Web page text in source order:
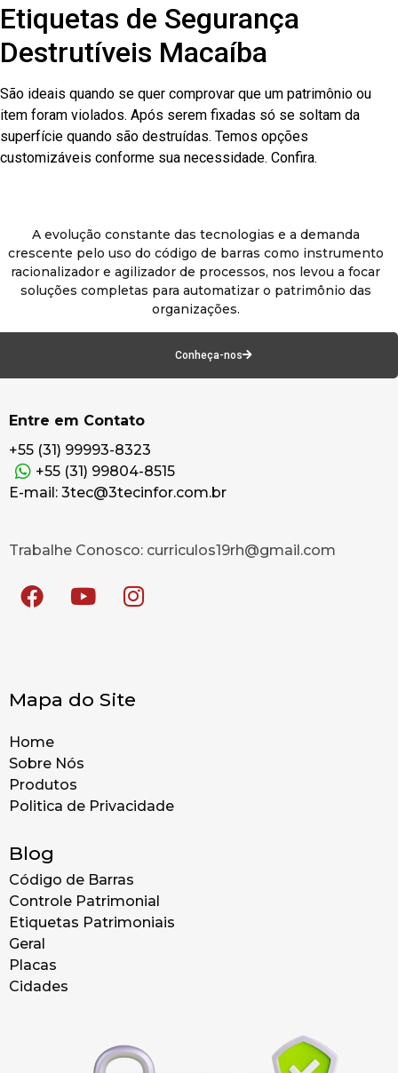
Etiquetas de Segurança
Destrutíveis Macaíba
São ideais quando se quer comprovar que um patrimônio ou
item foram violados. Após serem fixadas só se soltam da
superfície quando são destruídas. Temos opções
customizáveis conforme sua necessidade. Confira.
A evolução constante das tecnologias e a demanda
crescente pelo uso do código de barras como instrumento
racionalizador e agilizador de processos, nos levou a focar
soluções completas para automatizar o patrimônio das
organizações.
Conheça-nos
Entre em Contato
+55 (31) 99993-8323
+55 (31) 99804-8515
E-mail: 3tec@3tecinfor.com.br
Trabalhe Conosco: curriculos19rh@gmail.com
Mapa do Site
Home
Sobre Nós
Produtos
Politica de Privacidade
Blog
Código de Barras
Controle Patrimonial
Etiquetas Patrimoniais
Geral
Placas
Cidades